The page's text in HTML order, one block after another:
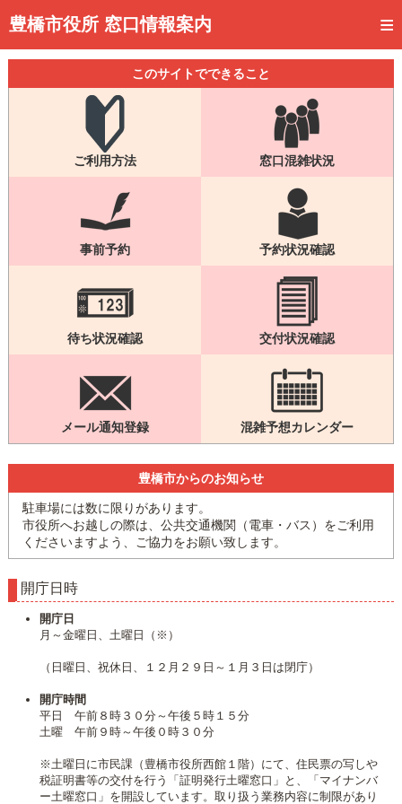
豊橋市役所 窓口情報案内
トップページ
ご利用方法
予約状況確認
窓口混雑状況
待ち状況確認
交付状況確認
混雑予想カレンダー
このサイトでできること
ご利用方法 窓口混雑状況
事前予約 予約状況確認
待ち状況確認 交付状況確認
メール通知登録 混雑予想カレンダー
豊橋市からのお知らせ
駐車場には数に限りがあります。
市役所へお越しの際は、公共交通機関（電車・バス）をご利用
くださいますよう、ご協力をお願い致します。
開庁日時
開庁日
月～金曜日、土曜日（※）
（日曜日、祝休日、１２月２９日～１月３日は閉庁）
開庁時間
平日 午前８時３０分～午後５時１５分
土曜 午前９時～午後０時３０分
※土曜日に市民課（豊橋市役所西館１階）にて、住民票の写しや
税証明書等の交付を行う「証明発行土曜窓口」と、「マイナンバ
ー土曜窓口」を開設しています。取り扱う業務内容に制限があり